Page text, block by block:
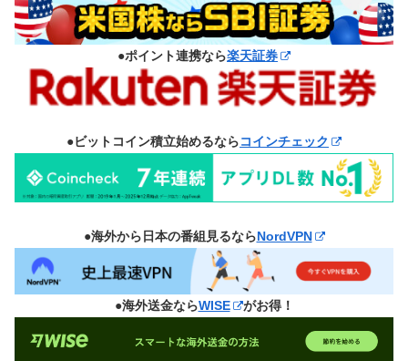
●ポイント連携なら楽天証券
●ビットコイン積立始めるならコインチェック
●海外から日本の番組見るならNordVPN
●海外送金ならWISE がお得！